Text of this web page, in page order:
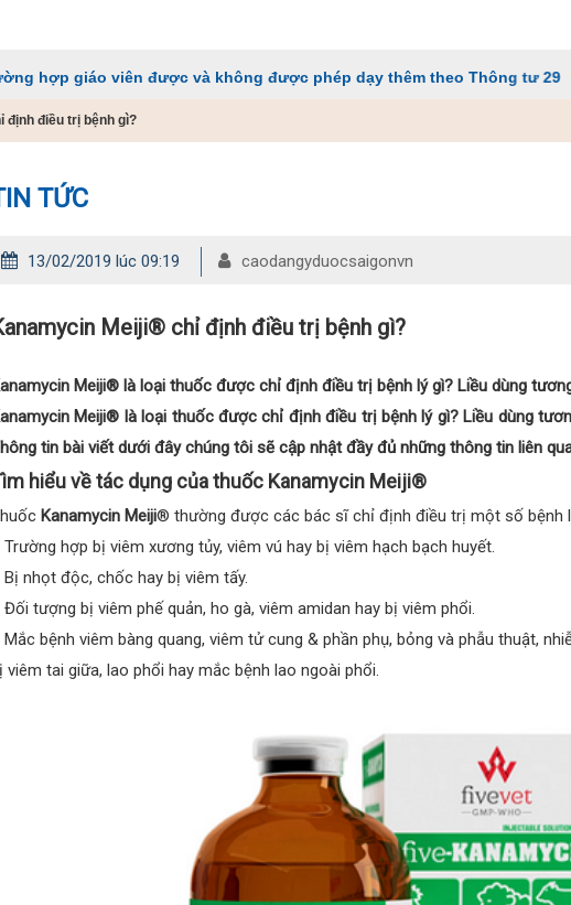
viên được và không được phép dạy thêm theo Thông tư 29
định điều trị bệnh gì?
TỨC
13/02/2019 lúc 09:19 caodangyduocsaigonvn
Meiji® chỉ định điều trị bệnh gì?
Meiji® là loại thuốc được chỉ định điều trị bệnh lý gì? Liều dùng
Meiji® là loại thuốc được chỉ định điều trị bệnh lý gì? Liều dùng
tin bài viết dưới đây chúng tôi sẽ cập nhật đầy đủ những thông tin liên
hiểu về tác dụng của thuốc Kanamycin Meiji®
Kanamycin Meiji® thường được các bác sĩ chỉ định điều trị một số bệnh
Trường hợp bị viêm xương tủy, viêm vú hay bị viêm hạch bạch huyết.
Bị nhọt độc, chốc hay bị viêm tấy.
Đối tượng bị viêm phế quản, ho gà, viêm amidan hay bị viêm phổi.
Mắc bệnh viêm bàng quang, viêm tử cung & phần phụ, bỏng và phẫu thuật,
viêm tai giữa, lao phổi hay mắc bệnh lao ngoài phổi.